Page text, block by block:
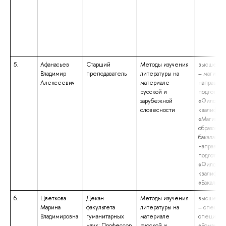
5.
Афанасьев
Владимир
Алексеевич
Старший
преподаватель
Методы изучения
литературы на
материале
русской и
зарубежной
словесности
высшее
–
6.
Цветкова
Марина
Владимировна
Декан
факультета
гуманитарных
Методы изучения
литературы на
материале
высшее
–